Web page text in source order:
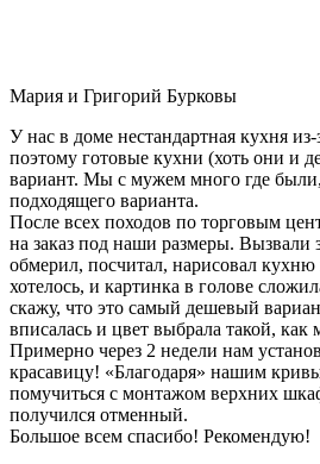
Мария и Григорий Бурковы
У нас в доме нестандартная кухня
поэтому готовые кухни (хоть они и
вариант. Мы с мужем много где
подходящего варианта.
После всех походов по торговым
на заказ под наши размеры. Вызвали
обмерил, посчитал, нарисовал
хотелось, и картинка в голове
скажу, что это самый дешевый
вписалась и цвет выбрала такой, как
Примерно через 2 недели нам
красавицу! «Благодаря» нашим
помучиться с монтажом верхних
получился отменный.
Большое всем спасибо! Рекомендую!